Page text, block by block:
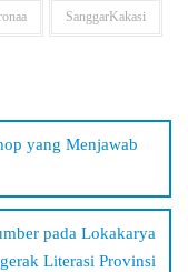
SanggarKakasi
yang Menjawab
pada Lokakarya
Literasi Provinsi